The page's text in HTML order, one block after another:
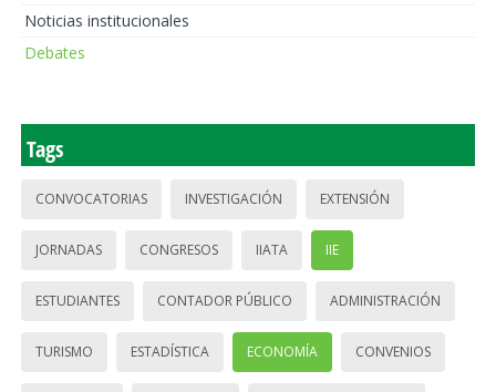
Noticias institucionales
Debates
Tags
CONVOCATORIAS INVESTIGACIÓN EXTENSIÓN
JORNADAS CONGRESOS IIATA IIE
ESTUDIANTES CONTADOR PÚBLICO ADMINISTRACIÓN
TURISMO ESTADÍSTICA ECONOMÍA CONVENIOS